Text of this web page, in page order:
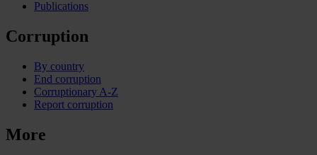
Publications
Corruption
By country
End corruption
Corruptionary A-Z
Report corruption
More